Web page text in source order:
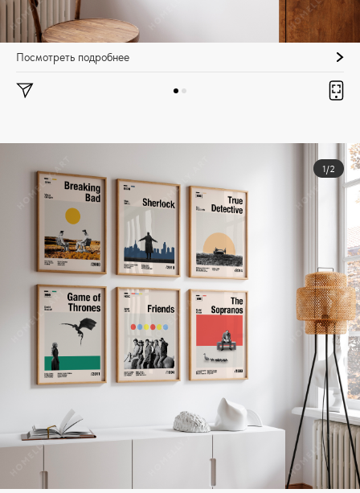
Посмотреть подробнее
1/2